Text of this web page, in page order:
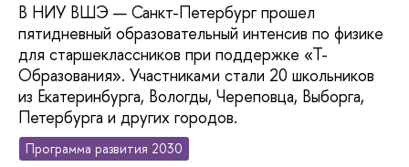
В НИУ ВШЭ — Санкт-Петербург прошел
пятидневный образовательный интенсив по физике
для старшеклассников при поддержке «Т-
Образования». Участниками стали 20 школьников
из Екатеринбурга, Вологды, Череповца, Выборга,
Петербурга и других городов.
Программа развития 2030